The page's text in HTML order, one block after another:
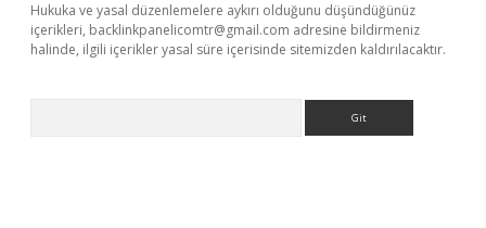
Hukuka ve yasal düzenlemelere aykırı olduğunu düşündüğünüz
içerikleri, backlinkpanelicomtr@gmail.com adresine bildirmeniz
halinde, ilgili içerikler yasal süre içerisinde sitemizden kaldırılacaktır.